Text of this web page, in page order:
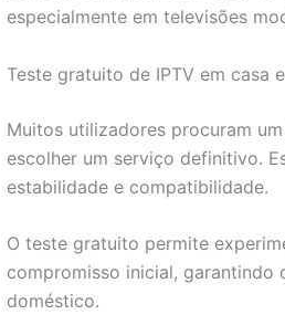
especialmente em televisões
Teste gratuito de IPTV em casa
Muitos utilizadores procuram um
escolher um serviço definitivo.
estabilidade e compatibilidade.
O teste gratuito permite
compromisso inicial, garantindo
doméstico.